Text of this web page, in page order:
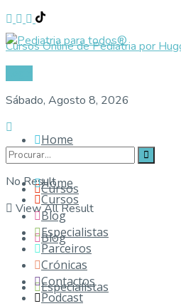
Cursos Online de Pediatria por
Sábado, Agosto 8, 2026
No Result
View All Result
Home
Cursos
Blog
Especialistas
Home
Cursos
Blog
Especialistas
Parceiros
Crónicas
Contactos
Podcast